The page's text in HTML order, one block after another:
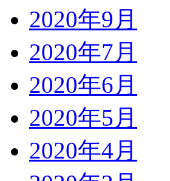
2020年9月
2020年7月
2020年6月
2020年5月
2020年4月